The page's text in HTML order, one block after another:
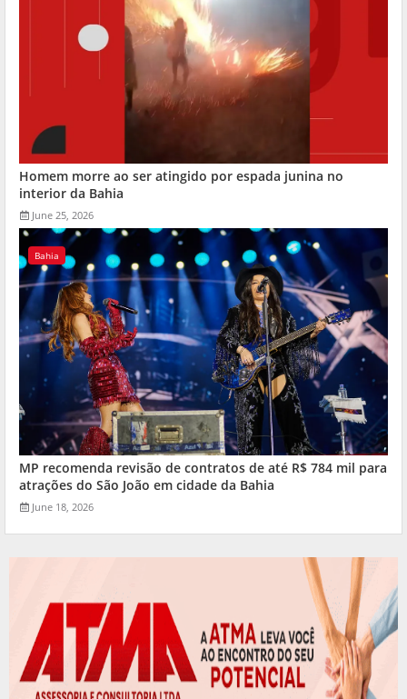
Homem morre ao ser atingido por espada junina no
interior da Bahia
June 25, 2026
Bahia
MP recomenda revisão de contratos de até R$ 784 mil para
atrações do São João em cidade da Bahia
June 18, 2026